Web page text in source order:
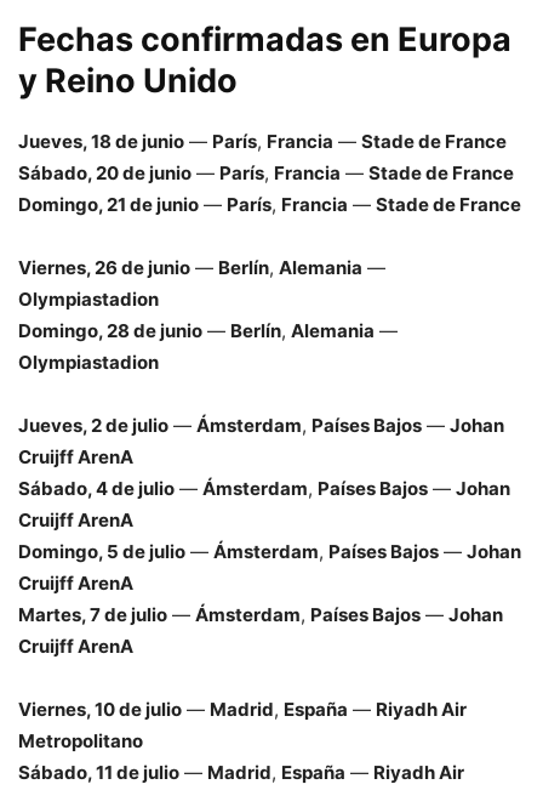
Fechas confirmadas en Europa
y Reino Unido
Jueves, 18 de junio — París, Francia — Stade de France
Sábado, 20 de junio — París, Francia — Stade de France
Domingo, 21 de junio — París, Francia — Stade de France
Viernes, 26 de junio — Berlín, Alemania —
Olympiastadion
Domingo, 28 de junio — Berlín, Alemania —
Olympiastadion
Jueves, 2 de julio — Ámsterdam, Países Bajos — Johan
Cruijff ArenA
Sábado, 4 de julio — Ámsterdam, Países Bajos — Johan
Cruijff ArenA
Domingo, 5 de julio — Ámsterdam, Países Bajos — Johan
Cruijff ArenA
Martes, 7 de julio — Ámsterdam, Países Bajos — Johan
Cruijff ArenA
Viernes, 10 de julio — Madrid, España — Riyadh Air
Metropolitano
Sábado, 11 de julio — Madrid, España — Riyadh Air